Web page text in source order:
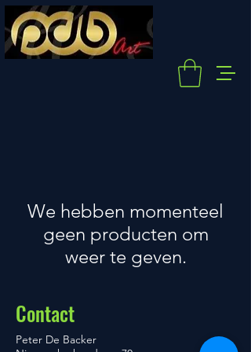
We hebben momenteel
geen producten om
weer te geven.
Contact
​Peter De Backer